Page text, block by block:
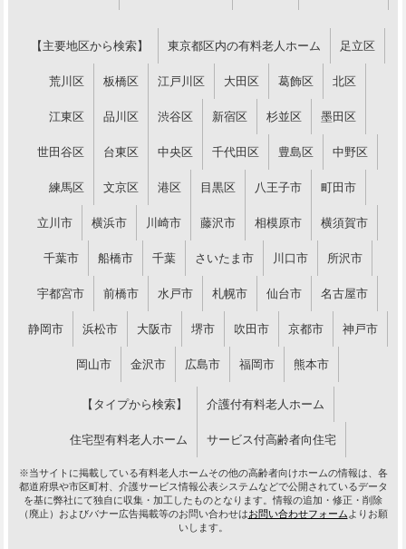
【主要地区から検索】 東京都区内の有料老人ホーム 足立区
荒川区 板橋区 江戸川区 大田区 葛飾区 北区
江東区 品川区 渋谷区 新宿区 杉並区 墨田区
世田谷区 台東区 中央区 千代田区 豊島区 中野区
練馬区 文京区 港区 目黒区 八王子市 町田市
立川市 横浜市 川崎市 藤沢市 相模原市 横須賀市
千葉市 船橋市 千葉 さいたま市 川口市 所沢市
宇都宮市 前橋市 水戸市 札幌市 仙台市 名古屋市
静岡市 浜松市 大阪市 堺市 吹田市 京都市 神戸市
岡山市 金沢市 広島市 福岡市 熊本市
【タイプから検索】 介護付有料老人ホーム
住宅型有料老人ホーム サービス付高齢者向住宅
※当サイトに掲載している有料老人ホームその他の高齢者向けホームの情報は、各
都道府県や市区町村、介護サービス情報公表システムなどで公開されているデータ
を基に弊社にて独自に収集・加工したものとなります。情報の追加・修正・削除
（廃止）およびバナー広告掲載等のお問い合わせはお問い合わせフォーム よりお願
いします。